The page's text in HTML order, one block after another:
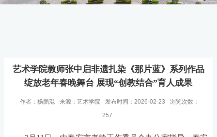
艺术学院教师张中启非遗扎染《那片蓝》系列作品
绽放老年春晚舞台 展现“创教结合”育人成果
作者：杨鹏琨 来源：艺术学院 发布时间：2026-02-23
浏览次数：
257